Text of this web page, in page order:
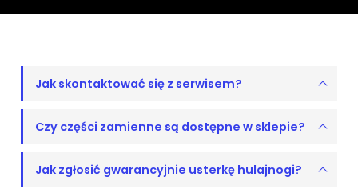
Jak skontaktować się z serwisem?
Czy części zamienne są dostępne w sklepie?
Jak zgłosić gwarancyjnie usterkę hulajnogi?